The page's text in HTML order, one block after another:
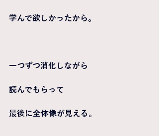
学んで欲しかったから。
一つずつ消化しながら
読んでもらって
最後に全体像が見える。